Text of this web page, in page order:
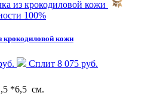
100%
крокодиловой кожи
Сплит 8 075 руб.
*6,5 см.